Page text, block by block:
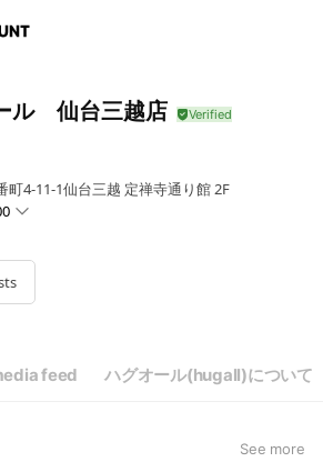
ル 仙台三越店
町4-11-1仙台三越 定禅寺通り館 2F
feed ハグオール(hugall)について
See more